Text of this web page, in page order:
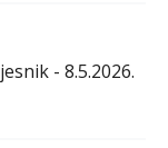
- 8.5.2026.